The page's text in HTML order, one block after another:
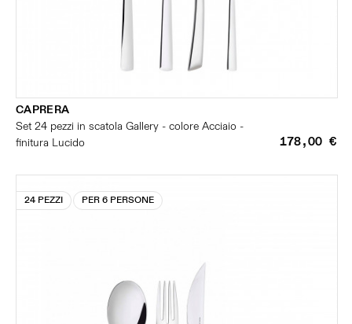
CAPRERA
Set 24 pezzi in scatola Gallery - colore Acciaio -
finitura Lucido
178,00 €
24 PEZZI PER 6 PERSONE